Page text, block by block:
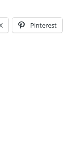
Pinterest